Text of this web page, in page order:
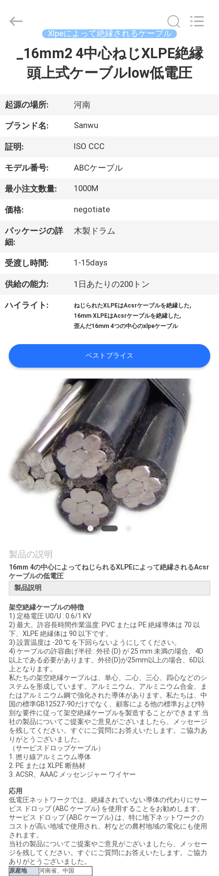
ロ
ダ
ク
ト
達
に
つ
い
場
旅
管
理
に
連
絡
し
な
さ
い
ニ
ュ
ー
ス
引
用
を
要
supplier.
Copyright
Luoyang
Reserved.
Xlpeによって絶縁されるケーブル
_16mm2 4中心ねじXLPE絶縁
頭上式ケーブルlow低電圧
起源の場所: 河南
ブランド名: Sanwu
証明: ISO CCC
モデル番号: ABCケーブル
最小注文数量: 1000M
価格: negotiate
パッケージの詳
細:
木製ドラム
受渡し時間: 1-15days
供給の能力: 1日あたりの200トン
ハイライト: ねじられたXLPEはAcsrケーブルを絶縁した,
16mm XLPEはAcsrケーブルを絶縁した,
歪んだ16mm 4つの中心のxlpeケーブル
ベストプライス
製品の説明
16mm 4の中心によってねじられるXLPEによって絶縁されるAcsr
ケーブルの低電圧
製品説明
架空絶縁ケーブルの特徴
1) 定格電圧 U0/U : 0.6/1 KV
2) 最大。許容長時間作業温度: PVC または PE 絶縁導体は 70 以
下、XLPE 絶縁体は 90 以下です。
3) 設置温度は -20 ℃ を下回らないようにしてください。
4) ケーブルの許容曲げ半径 : 外径 (D) が 25 mm 未満の場合、4D
以上である必要があります。外径(D)が25mm以上の場合、6D以
上となります。
私たちの架空絶縁ケーブルは、単心、二心、三心、四心などのシ
ステムを形成しています。アルミニウム、アルミニウム合金、ま
たはアルミニウム鋼で強化された導体があります。私たちは、中
国の標準GB12527-90だけでなく、顧客による他の標準および特
別な要件に従って架空絶縁ケーブルを製造することができます.当
社の製品についてご提案やご意見がございましたら、メッセージ
を残してください。すぐにご質問にお答えいたします。ご協力あ
りがとうございました。
（サービスドロップケーブル）
1. 撚り線アルミニウム導体
2. PE または XLPE 断熱材
3. ACSR、AAAC メッセンジャー ワイヤー
応用
低電圧ネットワークでは、絶縁されていない導体の代わりにサー
ビス ドロップ (ABC ケーブル) を使用することをお勧めします。
サービス ドロップ (ABC ケーブル) は、特に地下ネットワークの
コストが高い地域で使用され、村などの農村地域の電化にも使用
されます。
当社の製品についてご提案やご意見がございましたら、メッセー
ジを残してください。すぐにご質問にお答えいたします。ご協力
ありがとうございました。
原産地 河南省、中国